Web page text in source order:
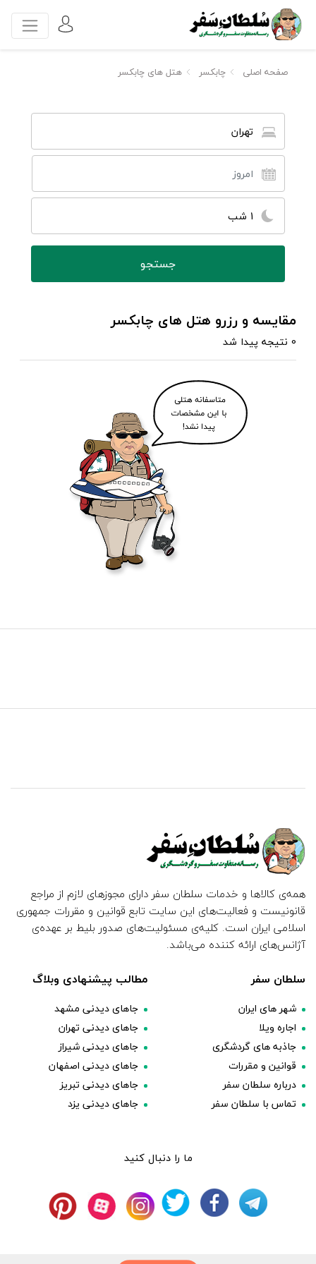
صفحه اصلی چابکسر هتل های چابکسر
تهران
1 شب
مقایسه و رزرو هتل های چابکسر
0 نتیجه پیدا شد
همه‌ی کالاها و خدمات سلطان سفر دارای مجوزهای لازم از مراجع
قانونیست و فعالیت‌های این سایت تابع قوانین و مقررات جمهوری
اسلامی ایران است. کلیه‌ی مسئولیت‌های صدور بلیط بر عهده‌ی
آژانس‌های ارائه کننده می‌باشد.
سلطان سفر
شهر های ایران
اجاره ویلا
جاذبه های گردشگری
قوانین و مقررات
درباره سلطان سفر
تماس با سلطان سفر
مطالب پیشنهادی وبلاگ
جاهای دیدنی مشهد
جاهای دیدنی تهران
جاهای دیدنی شیراز
جاهای دیدنی اصفهان
جاهای دیدنی تبریز
جاهای دیدنی یزد
ما را دنبال کنید